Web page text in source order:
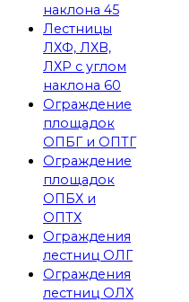
наклона 45
Лестницы
ЛХФ, ЛХВ,
ЛХР с углом
наклона 60
Ограждение
площадок
ОПБГ и ОПТГ
Ограждение
площадок
ОПБХ и
ОПТХ
Ограждения
лестниц ОЛГ
Ограждения
лестниц ОЛХ